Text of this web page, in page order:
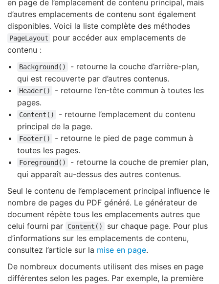
en page de l’emplacement de contenu principal, mais
d’autres emplacements de contenu sont également
disponibles. Voici la liste complète des méthodes
PageLayout
pour accéder aux emplacements de
contenu :
Background()
- retourne la couche d’arrière-plan,
qui est recouverte par d’autres contenus.
Header()
- retourne l’en-tête commun à toutes les
pages.
Content()
- retourne l’emplacement du contenu
principal de la page.
Footer()
- retourne le pied de page commun à
toutes les pages.
Foreground()
- retourne la couche de premier plan,
qui apparaît au-dessus des autres contenus.
Seul le contenu de l’emplacement principal influence le
nombre de pages du PDF généré. Le générateur de
document répète tous les emplacements autres que
celui fourni par
Content()
sur chaque page. Pour plus
d’informations sur les emplacements de contenu,
consultez l’article sur la mise en page.
De nombreux documents utilisent des mises en page
différentes selon les pages. Par exemple, la première